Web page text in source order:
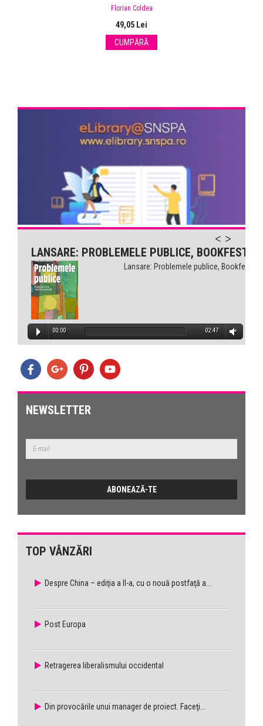
Florian Coldea
49,05 Lei
CUMPĂRĂ
LANSARE: PROBLEMELE PUBLICE, BOOKFEST
Lansare: Problemele publice, Bookfest
00:00 02:47
NEWSLETTER
TOP VÂNZĂRI
Despre China – ediţia a II-a, cu o nouă postfaţă a...
Post Europa
Retragerea liberalismului occidental
Din provocările unui manager de proiect. Faceţi...